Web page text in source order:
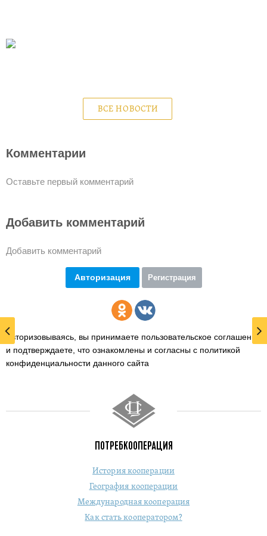
ВСЕ НОВОСТИ
Комментарии
Оставьте первый комментарий
Добавить комментарий
Добавить комментарий
Авторизация Регистрация
Авторизовываясь, вы принимаете пользовательское соглашение
и подтверждаете, что ознакомлены и согласны с политикой
конфиденциальности данного сайта
ПОТРЕБКООПЕРАЦИЯ
История кооперации
География кооперации
Международная кооперация
Как стать кооператором?